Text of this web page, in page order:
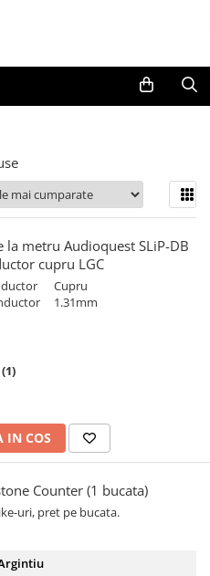
la metru Audioquest SLiP-DB
cupru LGC
Cupru
1.31mm
(1)
IN COS
Counter (1 bucata)
uri, pret pe bucata.